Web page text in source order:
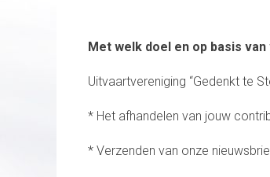
Met welk doel en op basis
Uitvaartvereniging “Gedenkt te
* Het afhandelen van jouw
* Verzenden van onze